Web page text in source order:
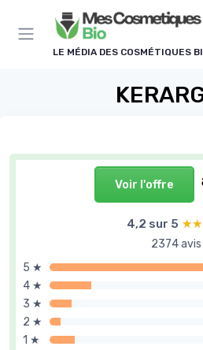
LE MÉDIA DES COSMÉTIQUES
Voir l'offre
4,2 sur 5
2374 avis
5 ★
4 ★
3 ★
2 ★
1 ★
Panneau de gestion des cookies